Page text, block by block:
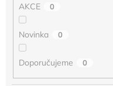
AKCE 0
Novinka 0
Doporučujeme 0